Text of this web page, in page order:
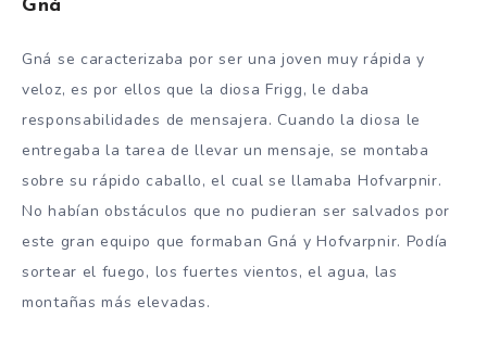
Gná
Gná se caracterizaba por ser una joven muy rápida y
veloz, es por ellos que la diosa Frigg, le daba
responsabilidades de mensajera. Cuando la diosa le
entregaba la tarea de llevar un mensaje, se montaba
sobre su rápido caballo, el cual se llamaba Hofvarpnir.
No habían obstáculos que no pudieran ser salvados por
este gran equipo que formaban Gná y Hofvarpnir. Podía
sortear el fuego, los fuertes vientos, el agua, las
montañas más elevadas.